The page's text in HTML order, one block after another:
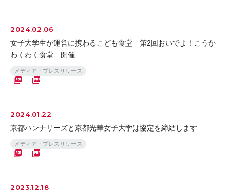
2024.02.06
女子大学生が運営に携わるこども食堂 第2回おいでよ！こうか
わくわく食堂 開催
メディア・プレスリリース
2024.01.22
京都ハンナリーズと京都光華女子大学は協定を締結します
メディア・プレスリリース
2023.12.18